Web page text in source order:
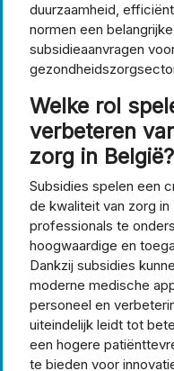
duurzaamheid,
normen een
subsidieaanvragen
Welke rol
verbeteren
zorg in België?
Subsidies spelen een
de kwaliteit van zorg
professionals te
hoogwaardige en
Dankzij subsidies
moderne medische
personeel en
uiteindelijk leidt tot
een hogere
te bieden voor